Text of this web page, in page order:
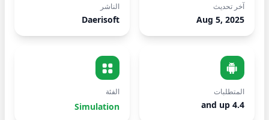
آخر تحديث
Aug 5, 2025
الناشر
Daerisoft
المتطلبات
4.4 and up
الفئة
Simulation